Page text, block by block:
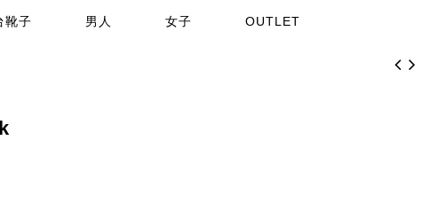
靴子 男人 女子 OUTLET